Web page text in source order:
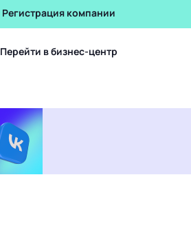
Регистрация компании
Перейти в бизнес-центр